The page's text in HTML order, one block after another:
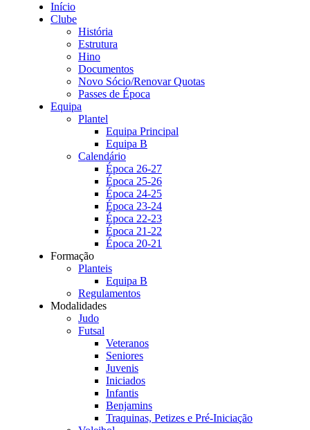
Início
Clube
História
Estrutura
Hino
Documentos
Novo Sócio/Renovar Quotas
Passes de Época
Equipa
Plantel
Equipa Principal
Equipa B
Calendário
Época 26-27
Época 25-26
Época 24-25
Época 23-24
Época 22-23
Época 21-22
Época 20-21
Formação
Planteis
Equipa B
Regulamentos
Modalidades
Judo
Futsal
Veteranos
Seniores
Juvenis
Iniciados
Infantis
Benjamins
Traquinas, Petizes e Pré-Iniciação